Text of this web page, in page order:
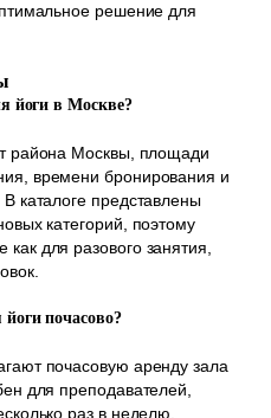
решение для
йоги в Москве?
района Москвы, площади
времени бронирования и
каталоге представлены
категорий, поэтому
для разового занятия,
почасово?
почасовую аренду зала
для преподавателей,
раз в неделю,